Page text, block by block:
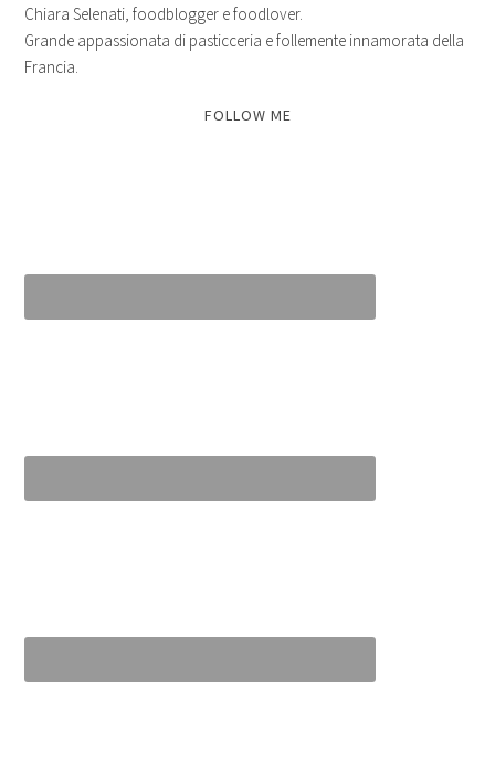
Chiara Selenati, foodblogger e foodlover.
Grande appassionata di pasticceria e follemente innamorata della
Francia.
FOLLOW ME